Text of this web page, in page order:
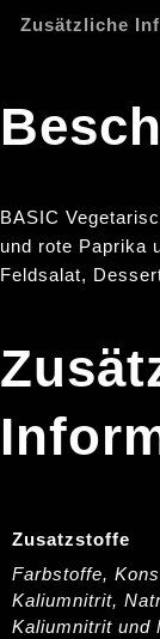
Zusätzliche
BASIC
und rote Paprika
Feldsalat,
Zusatzstoffe
Farbstoffe,
Kaliumnitrit,
Kaliumnitrit und